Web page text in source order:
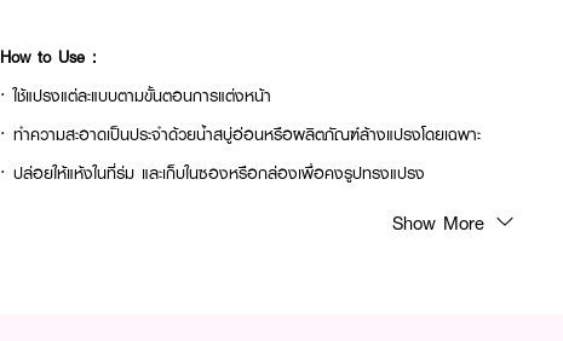
How to Use :
· ใช้แปรงแต่ละแบบตามขั้นตอนการแต่งหน้า
· ทำความสะอาดเป็นประจำด้วยน้ำสบู่อ่อนหรือผลิตภัณฑ์ล้างแปรงโดยเฉพาะ
· ปล่อยให้แห้งในที่ร่ม และเก็บในซองหรือกล่องเพื่อคงรูปทรงแปรง
Show More